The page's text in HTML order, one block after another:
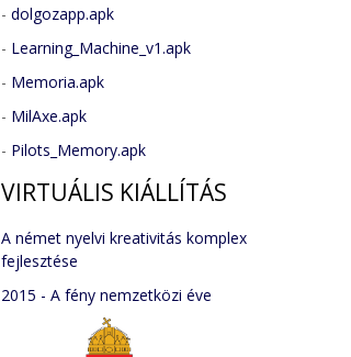
- dolgozapp.apk
- Learning_Machine_v1.apk
- Memoria.apk
- MilAxe.apk
- Pilots_Memory.apk
VIRTUÁLIS KIÁLLÍTÁS
A német nyelvi kreativitás komplex
fejlesztése
2015 - A fény nemzetközi éve